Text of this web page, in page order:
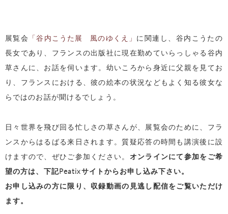
展覧会 「谷内こうた展 風のゆくえ」 に関連し、谷内こうたの
長女であり、フランスの出版社に現在勤めていらっしゃる谷内
草さんに、お話を伺います。幼いころから身近に父親を見てお
り、フランスにおける、彼の絵本の状況などもよく知る彼女な
らではのお話が聞けるでしょう。
日々世界を飛び回る忙しさの草さんが、展覧会のために、フラ
ンスからはるばる来日されます。質疑応答の時間も講演後に設
けますので、ぜひご参加ください。 オンラインにて参加をご希
望の方は、下記Peatixサイトからお申し込み下さい。
お申し込みの方に限り、収録動画の見逃し配信をご覧いただけ
ます。